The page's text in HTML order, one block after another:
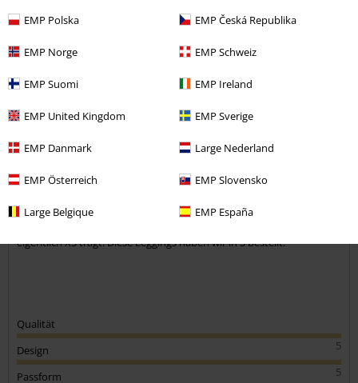
EMP Polska EMP Česká Republika
EMP Norge EMP Schweiz
EMP Suomi EMP Ireland
EMP United Kingdom EMP Sverige
EMP Danmark Large Nederland
EMP Österreich EMP Slovensko
Large Belgique EMP España
6 Bewertungen
Geschrieben am: Donnerstag, 02.04.2026
Gekaufte Größe: S
Top
eigentlich XS trägt. Diese Leggings haben wir in S bestellt.
Qualität
5
Design
5
Passform